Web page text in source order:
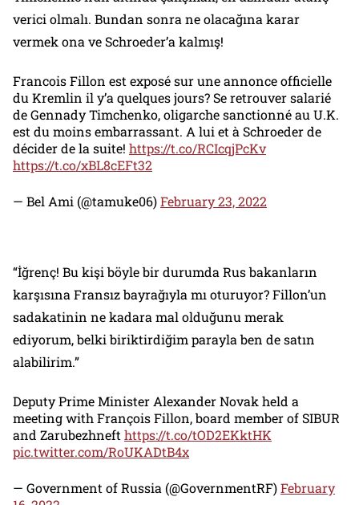
verici olmalı. Bundan sonra ne olacağına karar
vermek ona ve Schroeder’a kalmış!
Francois Fillon est exposé sur une annonce officielle
du Kremlin il y’a quelques jours? Se retrouver salarié
de Gennady Timchenko, oligarche sanctionné au U.K.
est du moins embarrassant. A lui et à Schroeder de
décider de la suite! https://t.co/RCIcqjPcKv
https://t.co/xBL8cEFt32
— Bel Ami (@tamuke06)February 23, 2022
“İğrenç! Bu kişi böyle bir durumda Rus bakanların
karşısına Fransız bayrağıyla mı oturuyor? Fillon’un
sadakatinin ne kadara mal olduğunu merak
ediyorum, belki biriktirdiğim parayla ben de satın
alabilirim.”
Deputy Prime Minister Alexander Novak held a
meeting with François Fillon, board member of SIBUR
and Zarubezhneft https://t.co/tOD2EKktHK
pic.twitter.com/RoUKADtB4x
— Government of Russia (@GovernmentRF)February